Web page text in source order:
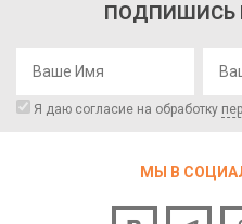
ПОДПИШИСЬ
Я даю согласие на обработку
МЫ В